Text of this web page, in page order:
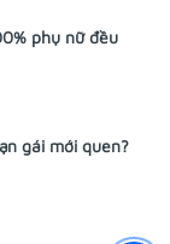
phụ nữ đều
gái mới quen?